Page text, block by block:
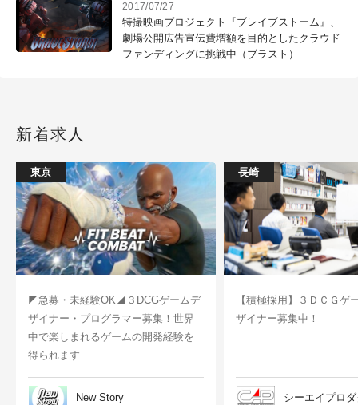
2017/07/27
特撮映画プロジェクト『ブレイブストーム』、
劇場公開広告宣伝費増額を目的としたクラウド
ファンディングに挑戦中（ブラスト）
新着求人
東京
◤急募・未経験OK◢３DCGゲームデ
ザイナー・プログラマー募集！世界
中で楽しまれるゲームの開発経験を
得られます
New Story
長崎
【積極採用】３ＤＣＧゲ
ザイナー募集中！
シーエイプロ